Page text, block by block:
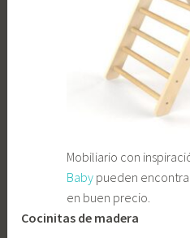
Mobiliario con
Baby pueden
en buen precio.
Cocinitas de madera